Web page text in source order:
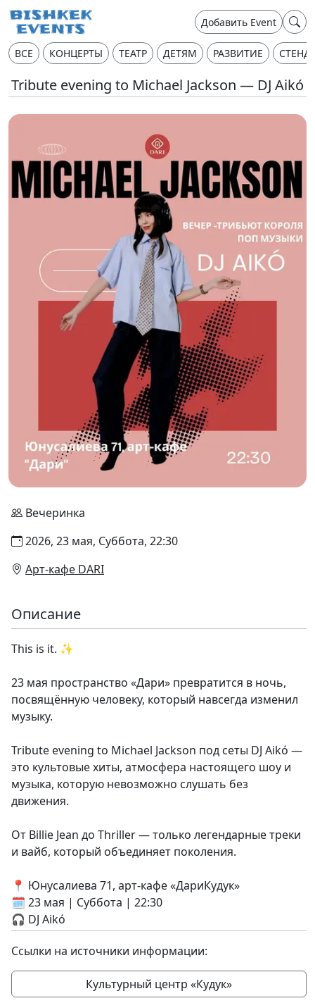
Добавить Event
ВСЕ КОНЦЕРТЫ ТЕАТР ДЕТЯМ РАЗВИТИЕ
Tribute evening to Michael Jackson — DJ Aikó
Вечеринка
2026, 23 мая, Суббота, 22:30
Арт-кафе DARI
Описание
This is it. ✨
23 мая пространство «Дари» превратится в ночь,
посвящённую человеку, который навсегда изменил
музыку.
Tribute evening to Michael Jackson под сеты DJ Aikó —
это культовые хиты, атмосфера настоящего шоу и
музыка, которую невозможно слушать без
движения.
От Billie Jean до Thriller — только легендарные треки
и вайб, который объединяет поколения.
📍 Юнусалиева 71, арт-кафе «ДариКудук»
🗓 23 мая | Суббота | 22:30
🎧 DJ Aikó
Ссылки на источники информации:
Культурный центр «Кудук»